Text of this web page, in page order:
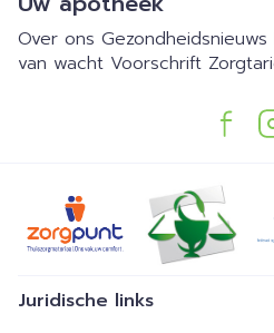
Over ons Gezondheidsnieuws
van wacht Voorschrift
Juridische links